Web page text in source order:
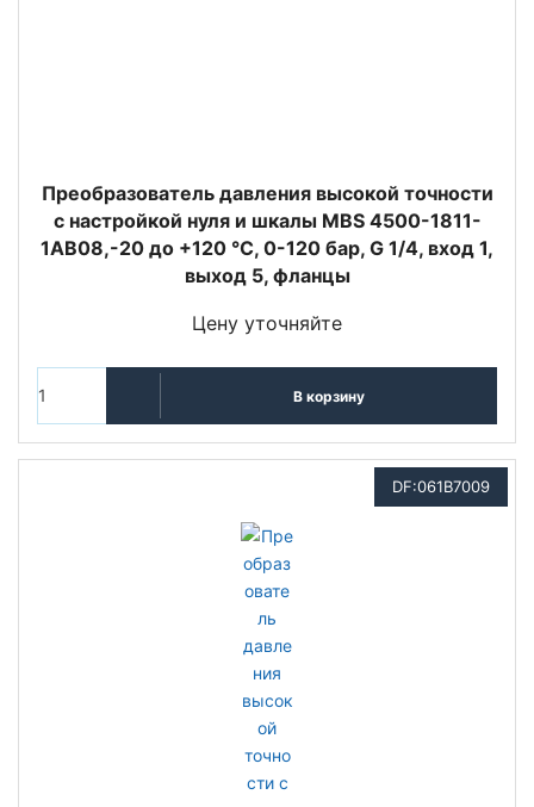
Преобразователь давления высокой точности
с настройкой нуля и шкалы MBS 4500-1811-
1AB08,-20 до +120 °C, 0-120 бар, G 1/4, вход 1,
выход 5, фланцы
Цену уточняйте
В корзину
DF:061B7009